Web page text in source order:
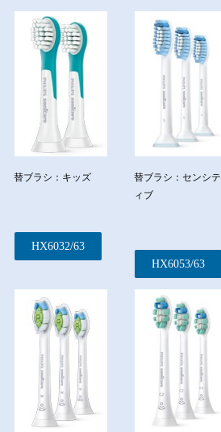
替ブラシ：キッズ
HX6032/63
替ブラシ：センシテ
ィブ
HX6053/63